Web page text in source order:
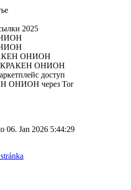
2025
ОНИОН
КРАКЕН ОНИОН
доступ
ОНИОН через Tor
06. Jan 2026 5:44:29